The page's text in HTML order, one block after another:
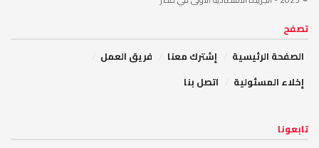
تصفح
الصفحة الرئيسية
إشترك معنا
فريق العمل
إخلاء المسئولية
اتصل بنا
تابعونا